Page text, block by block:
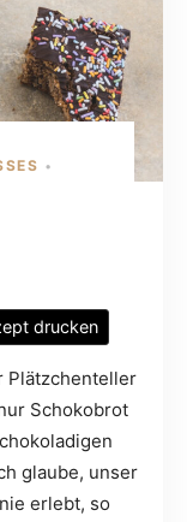
•
drucken
Plätzchenteller
Schokobrot
glaube, unser
erlebt, so